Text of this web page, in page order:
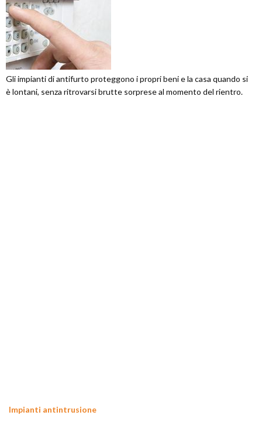
Gli impianti di antifurto proteggono i propri beni e la casa quando si
è lontani, senza ritrovarsi brutte sorprese al momento del rientro.
Impianti antintrusione